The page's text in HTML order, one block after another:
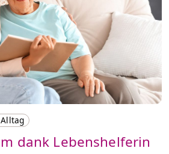
dank Lebenshelferin